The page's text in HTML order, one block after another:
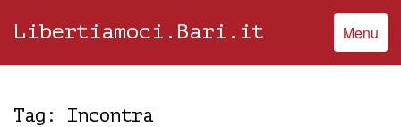
Libertiamoci.Bari.it Menu
Tag: Incontra